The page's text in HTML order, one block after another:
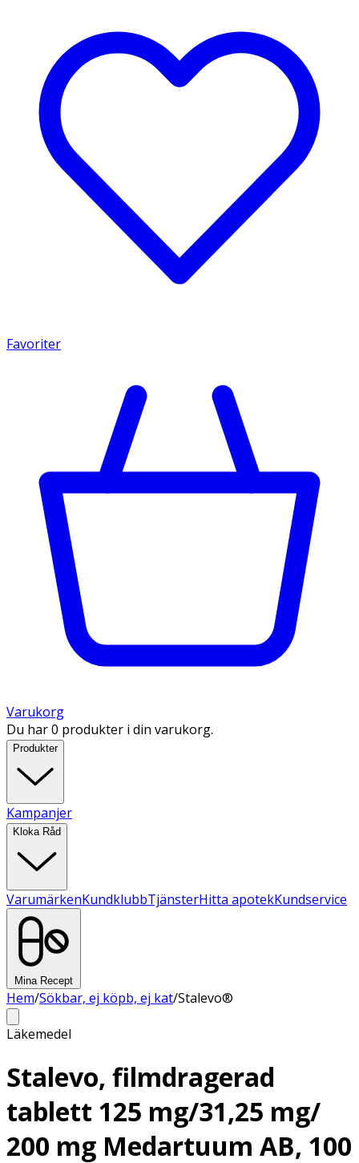
Favoriter
Varukorg
Du har 0 produkter i din varukorg.
Produkter
Kampanjer
Kloka Råd
VarumärkenKundklubbTjänsterHitta apotekKundservice
Mina Recept
Hem/Sökbar, ej köpb, ej kat/Stalevo®
Läkemedel
Stalevo, filmdragerad
tablett 125 mg/31,25 mg/
200 mg Medartuum AB, 100